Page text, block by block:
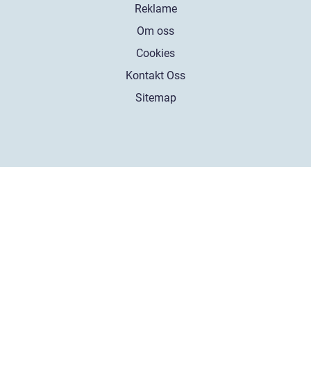
Reklame
Om oss
Cookies
Kontakt Oss
Sitemap